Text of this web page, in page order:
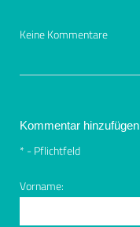
Keine Kommentare
Kommentar hinzufügen
*- Pflichtfeld
Vorname: